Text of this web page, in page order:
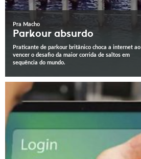
Pra Macho
Parkour absurdo
Praticante de parkour britânico choca a internet ao
vencer o desafio da maior corrida de saltos em
sequência do mundo.